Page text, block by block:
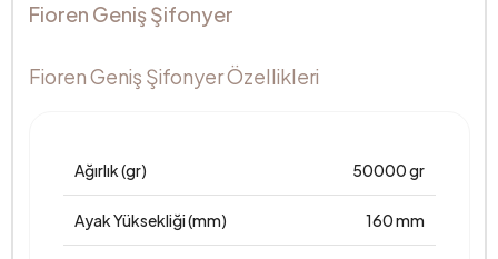
Fioren Geniş Şifonyer
Fioren Geniş Şifonyer Özellikleri
Ağırlık (gr) 50000 gr
Ayak Yüksekliği (mm) 160 mm